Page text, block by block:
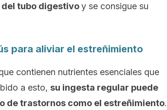
del tubo digestivoy se consigue su
para aliviar el estreñimiento
contienen nutrientes esenciales que
a esto, su ingesta regular puede
de trastornos como el estreñimiento.